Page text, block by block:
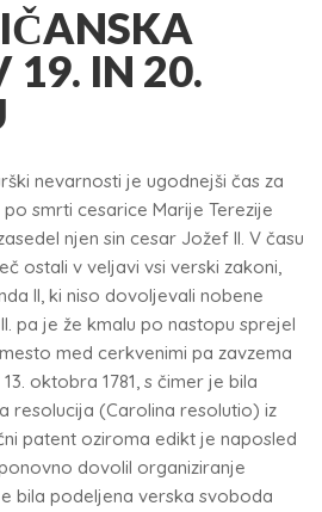
19. IN 20.
nevarnosti je ugodnejši čas za
smrti cesarice Marije Terezije
njen sin cesar Jožef II. V času
ostali v veljavi vsi verski zakoni,
II, ki niso dovoljevali nobene
pa je že kmalu po nastopu sprejel
med cerkvenimi pa zavzema
oktobra 1781, s čimer je bila
resolucija (Carolina resolutio) iz
patent oziroma edikt je naposled
dovolil organiziranje
bila podeljena verska svoboda